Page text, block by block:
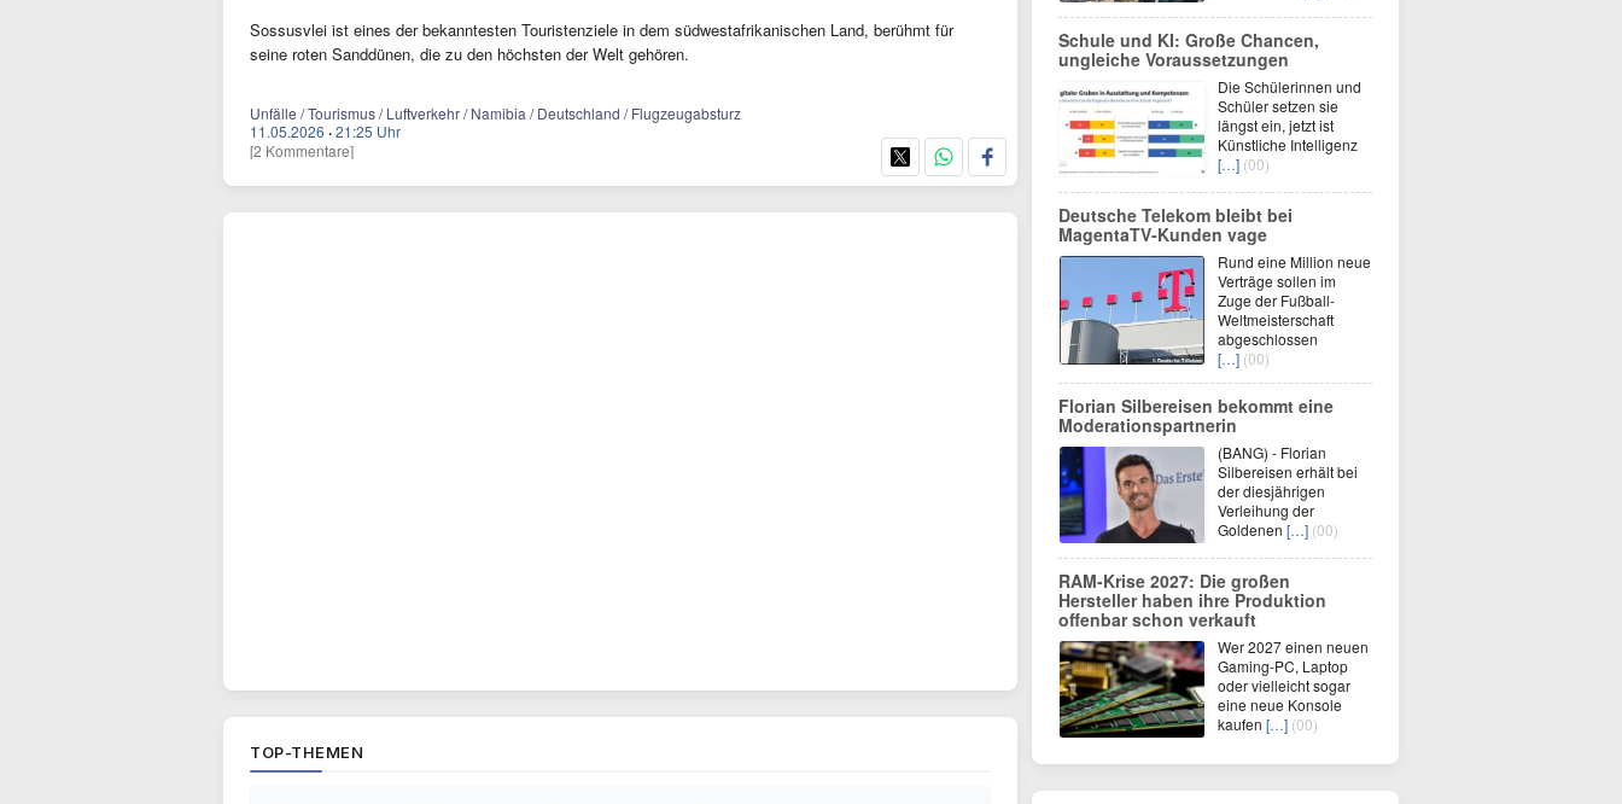
Sossusvlei ist eines der bekanntesten Touristenziele in dem südwestafrikanischen Land, berühmt für
seine roten Sanddünen, die zu den höchsten der Welt gehören.
Unfälle / Tourismus / Luftverkehr / Namibia / Deutschland / Flugzeugabsturz
11.05.2026 ·21:25 Uhr
[2 Kommentare]
TOP-THEMEN
Schule und KI: Große Chancen,
ungleiche Voraussetzungen
Die Schülerinnen und
Schüler setzen sie
längst ein, jetzt ist
Künstliche Intelligenz
[…] (00)
Deutsche Telekom bleibt bei
MagentaTV-Kunden vage
Rund eine Million neue
Verträge sollen im
Zuge der Fußball-
Weltmeisterschaft
abgeschlossen
[…] (00)
Florian Silbereisen bekommt eine
Moderationspartnerin
(BANG) - Florian
Silbereisen erhält bei
der diesjährigen
Verleihung der
Goldenen […] (00)
RAM-Krise 2027: Die großen
Hersteller haben ihre Produktion
offenbar schon verkauft
Wer 2027 einen neuen
Gaming-PC, Laptop
oder vielleicht sogar
eine neue Konsole
kaufen […] (00)